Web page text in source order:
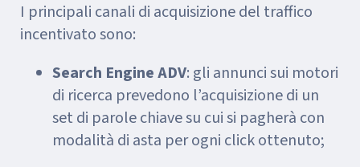
I principali canali di acquisizione del traffico
incentivato sono:
Search Engine ADV: gli annunci sui motori
di ricerca prevedono l’acquisizione di un
set di parole chiave su cui si pagherà con
modalità di asta per ogni click ottenuto;